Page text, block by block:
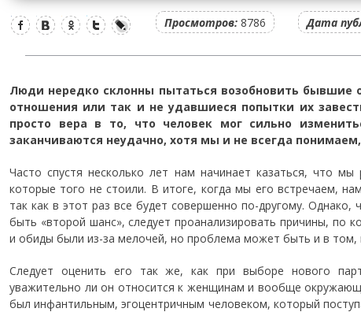
Просмотров: 8786 Дата
Люди нередко склонны пытаться возобновить
отношения или так и не удавшиеся попытки их
просто вера в то, что человек мог сильно
заканчиваются неудачно, хотя мы и не всегда
Часто спустя несколько лет нам начинает казаться, что
которые того не стоили. В итоге, когда мы его встречаем,
так как в этот раз все будет совершенно по-другому.
быть «второй шанс», следует проанализировать причины, по
и обиды были из-за мелочей, но проблема может быть и в
Следует оценить его так же, как при выборе нового
уважительно ли он относится к женщинам и вообще
был инфантильным, эгоцентричным человеком, который